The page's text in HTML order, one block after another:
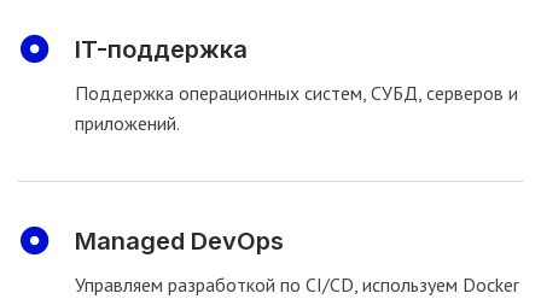
IT-поддержка
Поддержка операционных систем, СУБД, серверов и
приложений.
Managed DevOps
Управляем разработкой по CI/CD, используем Docker